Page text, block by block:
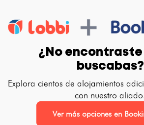
¿No encontraste
buscabas?
Explora cientos de alojamientos
con nuestro
Ver más opciones en